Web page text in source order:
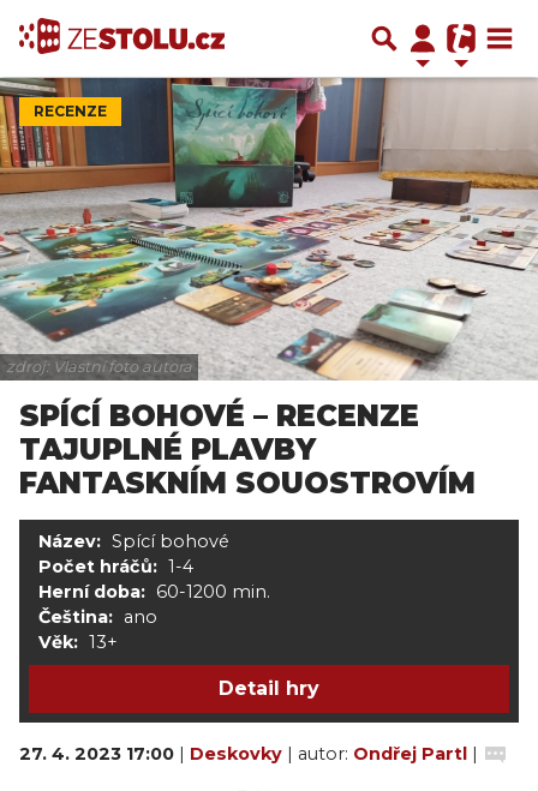
RECENZE
zdroj: Vlastní foto autora
SPÍCÍ BOHOVÉ – RECENZE
TAJUPLNÉ PLAVBY
FANTASKNÍM SOUOSTROVÍM
Název: Spící bohové
Počet hráčů: 1-4
Herní doba: 60-1200 min.
Čeština: ano
Věk: 13+
Detail hry
27. 4. 2023 17:00 | Deskovky | autor: Ondřej Partl |